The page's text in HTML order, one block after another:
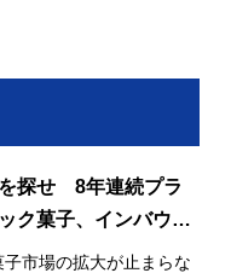
探せ 8年連続プラ
ク菓子、インバウン
子市場の拡大が止まらな